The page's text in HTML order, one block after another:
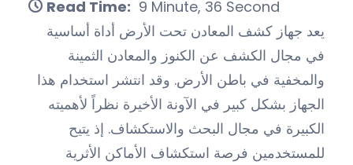
Read Time: 9 Minute, 36 Second
يعد جهاز كشف المعادن تحت الأرض أداة أساسية
في مجال الكشف عن الكنوز والمعادن الثمينة
والمخفية في باطن الأرض. وقد انتشر استخدام هذا
الجهاز بشكل كبير في الآونة الأخيرة نظراً لأهميته
الكبيرة في مجال البحث والاستكشاف. إذ يتيح
للمستخدمين فرصة استكشاف الأماكن الأثرية